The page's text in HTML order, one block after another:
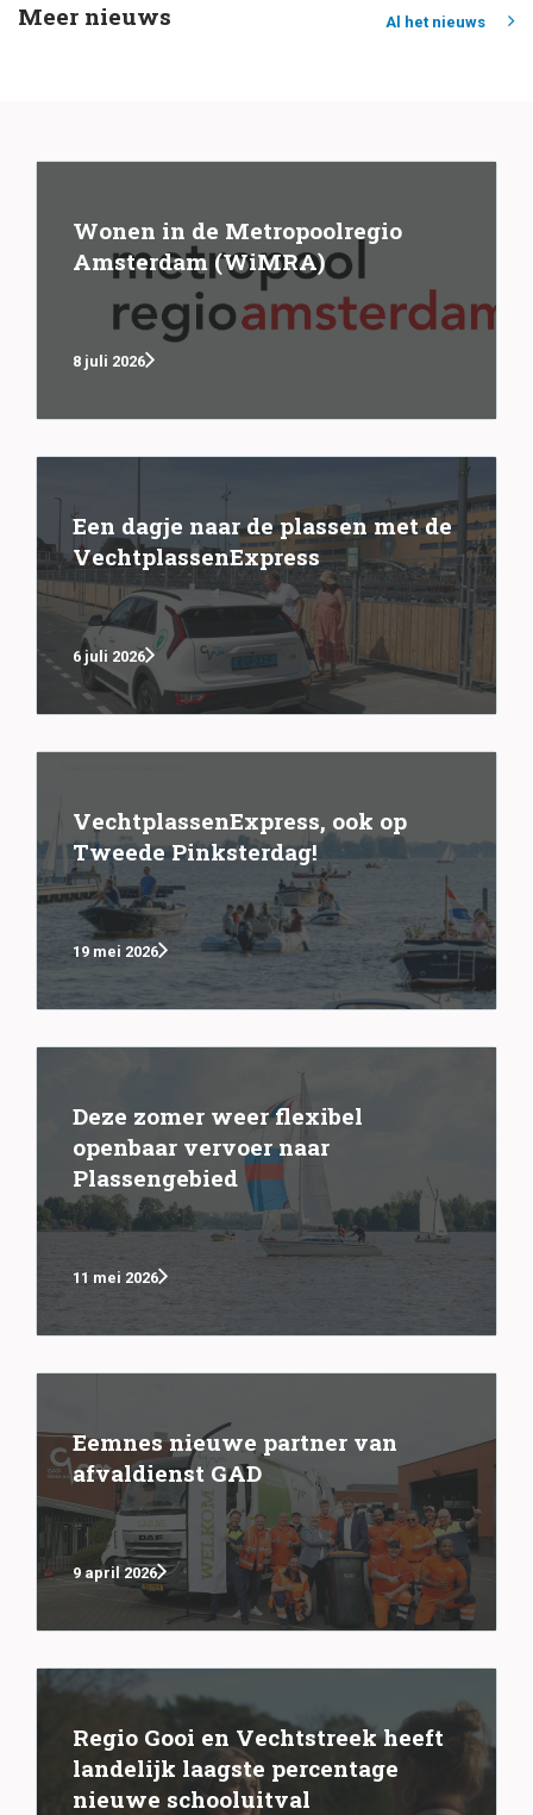
Meer nieuws Al het nieuws
Wonen in de Metropoolregio
Amsterdam (WiMRA)
8 juli 2026
Een dagje naar de plassen met de
VechtplassenExpress
6 juli 2026
VechtplassenExpress, ook op
Tweede Pinksterdag!
19 mei 2026
Deze zomer weer flexibel
openbaar vervoer naar
Plassengebied
11 mei 2026
Eemnes nieuwe partner van
afvaldienst GAD
9 april 2026
Regio Gooi en Vechtstreek heeft
landelijk laagste percentage
nieuwe schooluitval